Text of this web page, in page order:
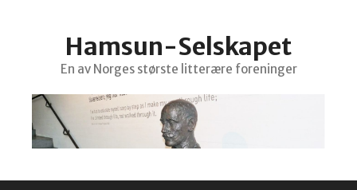
Hamsun-Selskapet
En av Norges største litterære foreninger